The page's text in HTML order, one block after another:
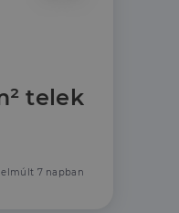
telek
7 napban